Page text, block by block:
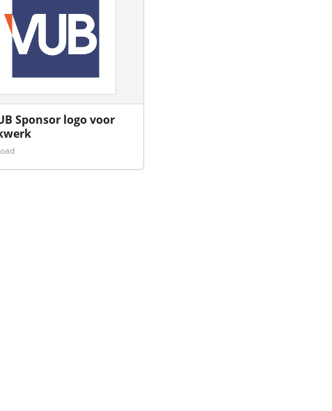
Sponsor logo voor